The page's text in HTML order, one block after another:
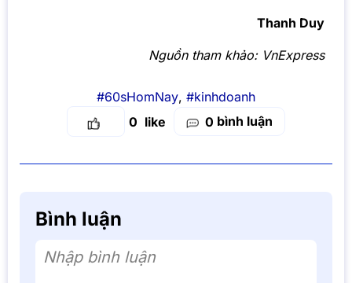
Thanh Duy
Nguồn tham khảo: VnExpress
#60sHomNay, #kinhdoanh
0
0 bình luận
Bình luận
Nhập bình luận